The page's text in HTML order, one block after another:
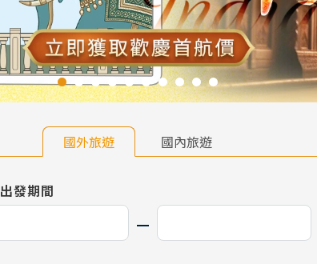
國外旅遊 國內旅遊
出發期間